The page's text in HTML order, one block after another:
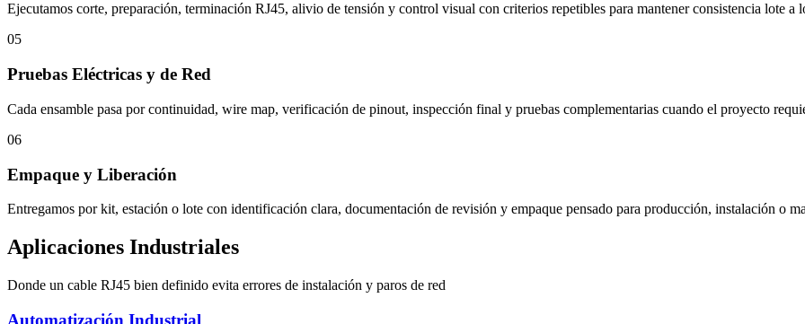
Ejecutamos corte, preparación, terminación RJ45, alivio de tensión y control visual con criterios repetibles para mantener consistencia lote a
05
Pruebas Eléctricas y de Red
Cada ensamble pasa por continuidad, wire map, verificación de pinout, inspección final y pruebas complementarias cuando el proyecto
06
Empaque y Liberación
Entregamos por kit, estación o lote con identificación clara, documentación de revisión y empaque pensado para producción, instalación o
Aplicaciones Industriales
Donde un cable RJ45 bien definido evita errores de instalación y paros de red
Automatización Industrial